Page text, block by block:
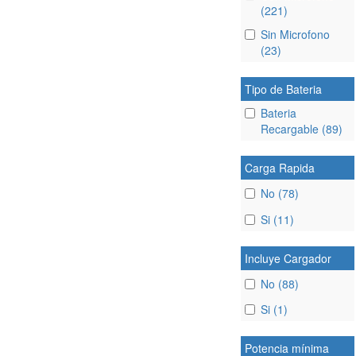
(221)
Sin Microfono
(23)
Tipo de Bateria
Bateria
Recargable (89)
Carga Rapida
No (78)
Si (11)
Incluye Cargador
No (88)
Si (1)
Potencia mínima